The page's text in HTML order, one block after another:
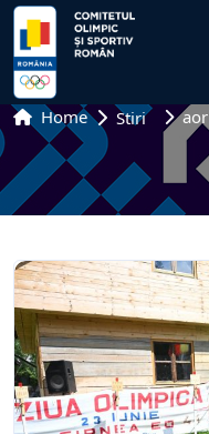
Home Stiri aor